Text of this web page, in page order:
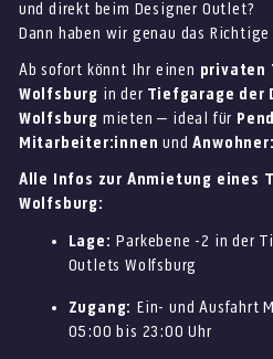
und direkt beim Designer Outlet?
Dann haben wir genau das Richtige
Ab sofort könnt Ihr einen privaten
Wolfsburg in der Tiefgarage der
Wolfsburg mieten – ideal für
Mitarbeiter:innen und
Alle Infos zur Anmietung eines
Wolfsburg:
Lage: Parkebene -2 in der
Outlets Wolfsburg
Zugang: Ein- und Ausfahrt
05:00 bis 23:00 Uhr